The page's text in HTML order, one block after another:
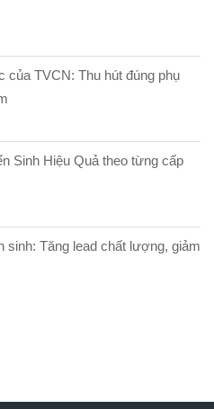
của TVCN: Thu hút đúng phụ
Sinh Hiệu Quả theo từng cấp
sinh: Tăng lead chất lượng, giảm